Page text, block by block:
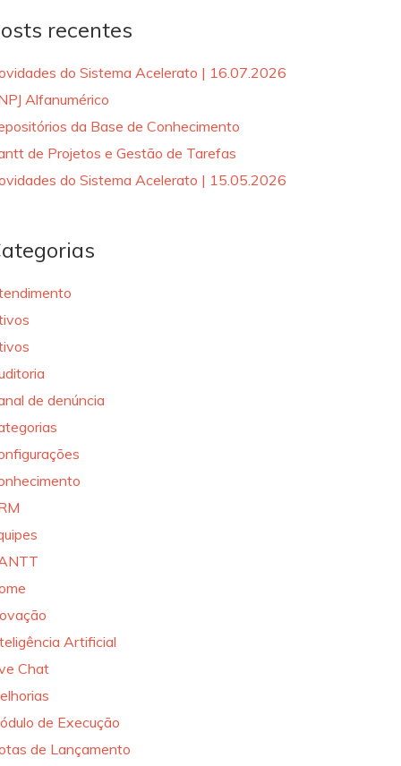
recentes
do Sistema Acelerato | 16.07.2026
Alfanumérico
da Base de Conhecimento
de Projetos e Gestão de Tarefas
do Sistema Acelerato | 15.05.2026
de denúncia
Artificial
Chat
de Execução
de Lançamento